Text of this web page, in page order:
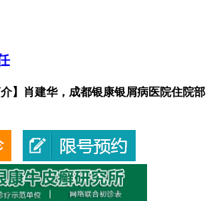
】肖建华，成都银康银屑病医院住院部